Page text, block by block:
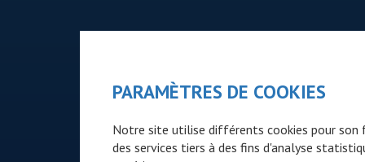
PARAMÈTRES DE COOKIES
Notre site utilise différents cookies pour son
des services tiers à des fins d'analyse